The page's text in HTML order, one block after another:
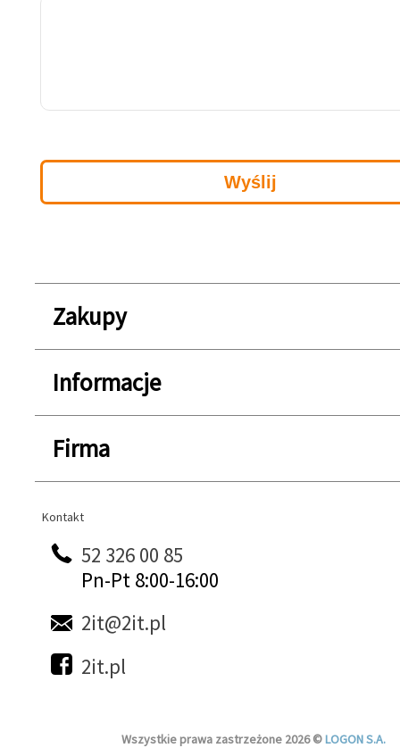
Zakupy
Informacje
Firma
Kontakt
Kontakt
52 326 00 85
Pn-Pt 8:00-16:00
2it@2it.pl
2it.pl
Wszystkie prawa zastrzeżone 2026 ©LOGON S.A.